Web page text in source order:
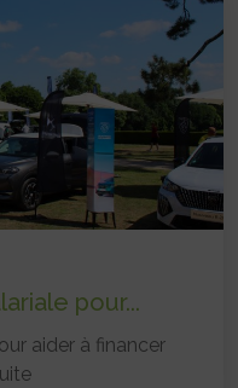
pour...
aider à financer